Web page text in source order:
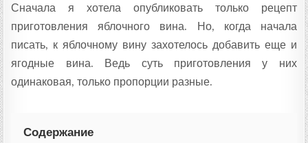
Сначала я хотела опубликовать только рецепт
приготовления яблочного вина. Но, когда начала
писать, к яблочному вину захотелось добавить еще и
ягодные вина. Ведь суть приготовления у них
одинаковая, только пропорции разные.
Содержание